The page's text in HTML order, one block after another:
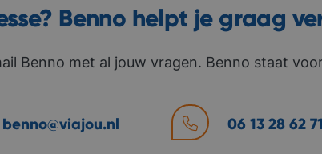
Benno helpt je graag
Benno met al jouw vragen. Benno staat
benno@viajou.nl 06 13 28 62 71